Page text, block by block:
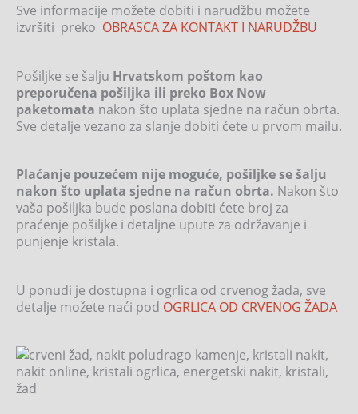
Sve informacije možete dobiti i narudžbu možete
izvršiti preko OBRASCA ZA KONTAKT I NARUDŽBU
Pošiljke se šalju Hrvatskom poštom kao
preporučena pošiljka ili preko Box Now
paketomata nakon što uplata sjedne na račun obrta.
Sve detalje vezano za slanje dobiti ćete u prvom mailu.
Plaćanje pouzećem nije moguće, pošiljke se šalju
nakon što uplata sjedne na račun obrta. Nakon što
vaša pošiljka bude poslana dobiti ćete broj za
praćenje pošiljke i detaljne upute za održavanje i
punjenje kristala.
U ponudi je dostupna i ogrlica od crvenog žada, sve
detalje možete naći pod OGRLICA OD CRVENOG ŽADA